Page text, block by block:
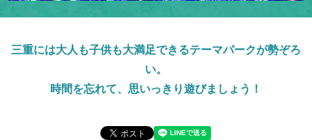
三重には大人も子供も大満足できるテーマパークが勢ぞろ
い。
時間を忘れて、思いっきり遊びましょう！